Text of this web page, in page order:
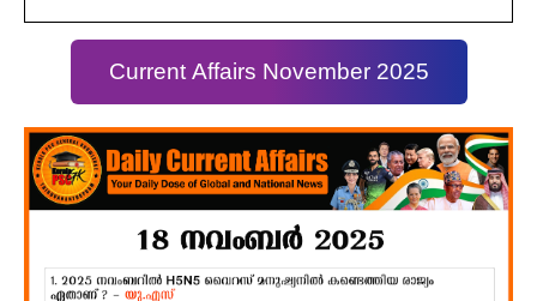
Current Affairs November 2025